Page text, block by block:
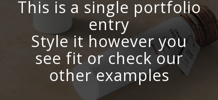
This is a single portfolio
entry
Style it however you
see fit or check our
other examples